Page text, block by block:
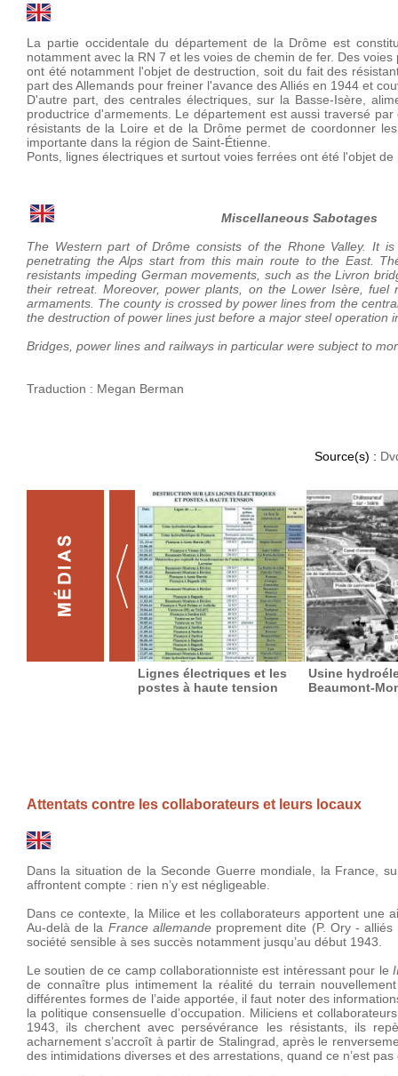
La partie occidentale du département de la Drôme est
notamment avec la RN 7 et les voies de chemin de fer. Des
ont été notamment l'objet de destruction, soit du fait des
part des Allemands pour freiner l'avance des Alliés en 1944 et
D'autre part, des centrales électriques, sur la Basse-Isère,
productrice d'armements. Le département est aussi traversé
résistants de la Loire et de la Drôme permet de coordonner
importante dans la région de Saint-Étienne.
Ponts, lignes électriques et surtout voies ferrées ont été l'objet
Miscellaneous Sabotages
The Western part of Drôme consists of the Rhone Valley. It
penetrating the Alps start from this main route to the East.
resistants impeding German movements, such as the Livron
their retreat. Moreover, power plants, on the Lower Isère, fuel
armaments. The county is crossed by power lines from the
the destruction of power lines just before a major steel operation
Bridges, power lines and railways in particular were subject to
Traduction : Megan Berman
Source(s) :
Lignes électriques et les
postes à haute tension
Usine
Beaumont-
Attentats contre les collaborateurs et leurs locaux
Dans la situation de la Seconde Guerre mondiale, la France,
affrontent compte : rien n’y est négligeable.
Dans ce contexte, la Milice et les collaborateurs apportent une
Au-delà de la France allemandeproprement dite (P. Ory -
société sensible à ses succès notamment jusqu’au début 1943.
Le soutien de ce camp collaborationniste est intéressant pour le
de connaître plus intimement la réalité du terrain
différentes formes de l’aide apportée, il faut noter des
la politique consensuelle d’occupation. Miliciens et
1943, ils cherchent avec persévérance les résistants, ils
acharnement s’accroît à partir de Stalingrad, après le
des intimidations diverses et des arrestations, quand ce n’est